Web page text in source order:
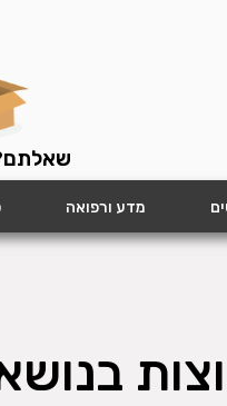
מדע ורפואה
בנושא